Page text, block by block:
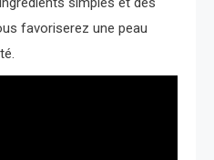
favoriserez une peau